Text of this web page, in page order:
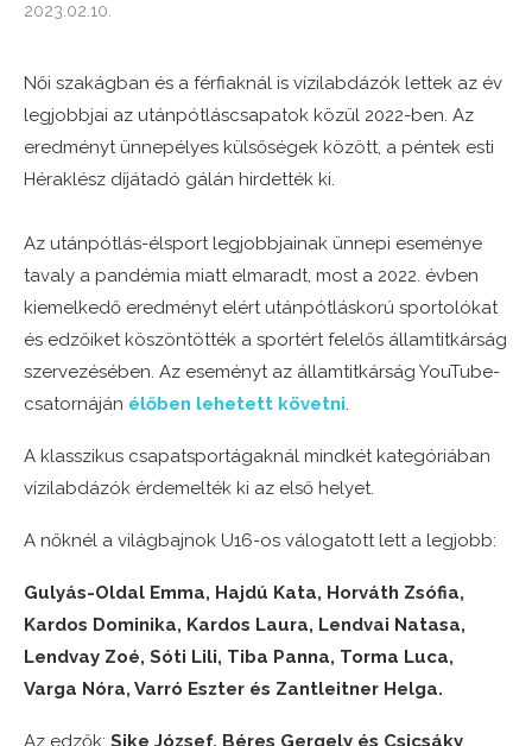
2023.02.10.
Női szakágban és a férfiaknál is vízilabdázók lettek az év
legjobbjai az utánpótláscsapatok közül 2022-ben. Az
eredményt ünnepélyes külsőségek között, a péntek esti
Héraklész díjátadó gálán hirdették ki.
Az utánpótlás-élsport legjobbjainak ünnepi eseménye
tavaly a pandémia miatt elmaradt, most a 2022. évben
kiemelkedő eredményt elért utánpótláskorú sportolókat
és edzőiket köszöntötték a sportért felelős államtitkárság
szervezésében. Az eseményt az államtitkárság YouTube-
csatornáján élőben lehetett követni.
A klasszikus csapatsportágaknál mindkét kategóriában
vízilabdázók érdemelték ki az első helyet.
A nőknél a világbajnok U16-os válogatott lett a legjobb:
Gulyás-Oldal Emma, Hajdú Kata, Horváth Zsófia,
Kardos Dominika, Kardos Laura, Lendvai Natasa,
Lendvay Zoé, Sóti Lili, Tiba Panna, Torma Luca,
Varga Nóra, Varró Eszter és Zantleitner Helga.
Az edzők: Sike József, Béres Gergely és Csicsáky